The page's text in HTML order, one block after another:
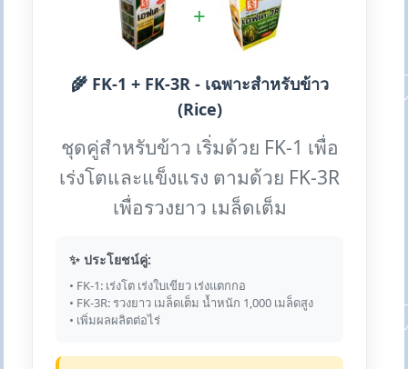
+
🌾 FK-1 + FK-3R - เฉพาะสำหรับข้าว
(Rice)
ชุดคู่สำหรับข้าว เริ่มด้วย FK-1 เพื่อ
เร่งโตและแข็งแรง ตามด้วย FK-3R
เพื่อรวงยาว เมล็ดเต็ม
✨ ประโยชน์คู่:
• FK-1: เร่งโต เร่งใบเขียว เร่งแตกกอ
• FK-3R: รวงยาว เมล็ดเต็ม น้ำหนัก 1,000 เมล็ดสูง
• เพิ่มผลผลิตต่อไร่